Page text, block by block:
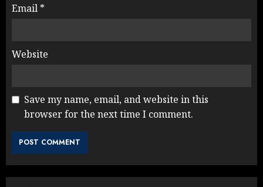
Email *
Website
Save my name, email, and website in this
browser for the next time I comment.
Rahul Gandhi के तीखे वार से बार-बार